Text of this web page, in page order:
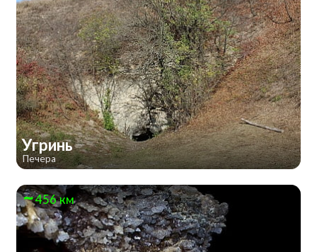
Угринь
Печера
456 км